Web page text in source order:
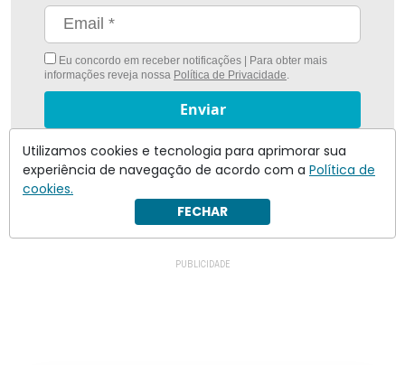
Eu concordo em receber notificações | Para obter mais
informações reveja nossa Política de Privacidade
Enviar
Inscreva-se
Utilizamos cookies e tecnologia para aprimorar sua
experiência de navegação de acordo com a Política de
cookies.
FECHAR